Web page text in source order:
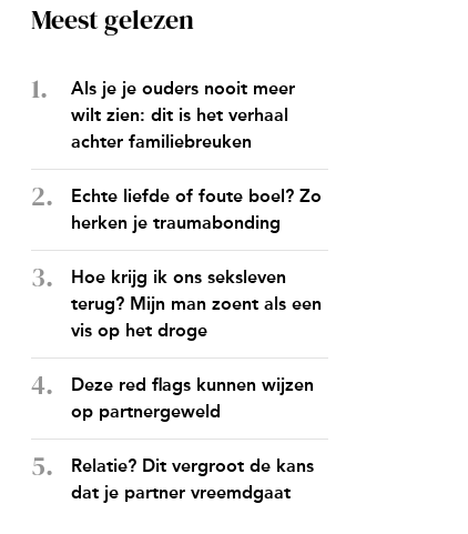
Meest gelezen
Als je je ouders nooit meer
wilt zien: dit is het verhaal
achter familiebreuken
Echte liefde of foute boel? Zo
herken je traumabonding
Hoe krijg ik ons seksleven
terug? Mijn man zoent als een
vis op het droge
Deze red flags kunnen wijzen
op partnergeweld
Relatie? Dit vergroot de kans
dat je partner vreemdgaat